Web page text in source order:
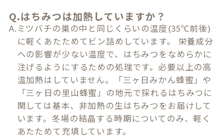
Q.はちみつは加熱していますか？
A.ミツバチの巣の中と同じくらいの温度(35℃前後)
に軽くあたためてビン詰めしています。 栄養成分
への影響が少ない温度で、はちみつをなめらかに
注げるようにするための処理です。必要以上の高
温加熱はしていません。「三ヶ日みかん蜂蜜」や
「三ヶ日の里山蜂蜜」の地元で採れるはちみつに
関しては基本、非加熱の生はちみつをお届けして
います。冬場の結晶する時期についてのみ、軽く
あたためて充填しています。